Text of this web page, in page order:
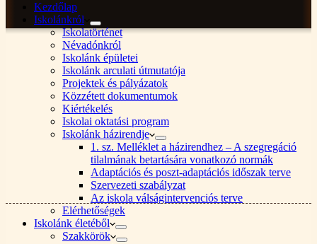
Kezdőlap
Iskolánkról
Iskolatörténet
Névadónkról
Iskolánk épületei
Iskolánk arculati útmutatója
Projektek és pályázatok
Közzétett dokumentumok
Kiértékelés
Iskolai oktatási program
Iskolánk házirendje
1. sz. Melléklet a házirendhez – A szegregáció
tilalmának betartására vonatkozó normák
Adaptációs és poszt-adaptációs időszak terve
Szervezeti szabályzat
Az iskola válságintervenciós terve
Elérhetőségek
Iskolánk életéből
Szakkörök